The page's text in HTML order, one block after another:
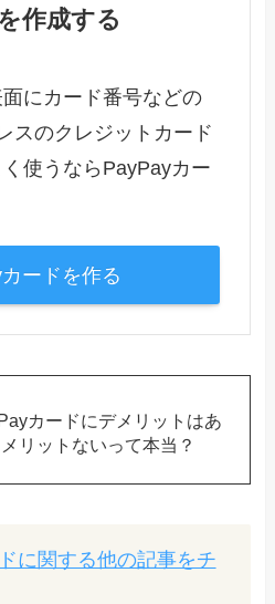
作成する
にカード番号などの
スのクレジットカード
使うならPayPayカー
ードを作る
カードにデメリットはあ
リットないって本当？
に関する他の記事をチ